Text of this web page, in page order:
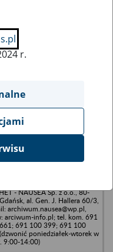
Gospodarstwo Rolne w
- NAUSEA Sp. z o.o., 80-
al. Gen. J. Hallera 60/3,
archiwum.nausea@wp.pl,
arciwum-info.pl; tel. kom. 691
691 100 399; 691 100
poniedziałek-wtorek w
9:00-14:00)
r.